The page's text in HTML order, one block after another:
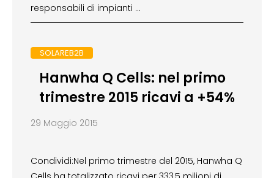
responsabili di impianti …
SOLAREB2B
Hanwha Q Cells: nel primo
trimestre 2015 ricavi a +54%
29 Maggio 2015
Condividi:Nel primo trimestre del 2015, Hanwha Q